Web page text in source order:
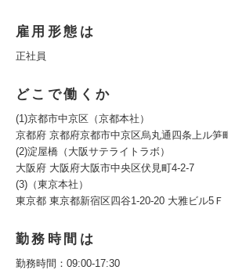
雇用形態は
正社員
どこで働くか
(1)京都市中京区（京都本社）
京都府 京都府京都市中京区烏丸通四条上ル笋
(2)淀屋橋（大阪サテライトラボ）
大阪府 大阪府大阪市中央区伏見町4-2-7
(3)（東京本社）
東京都 東京都新宿区四谷1-20-20 大雅ビル5Ｆ
勤務時間は
勤務時間：09:00-17:30